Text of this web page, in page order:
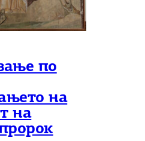
по
на
на